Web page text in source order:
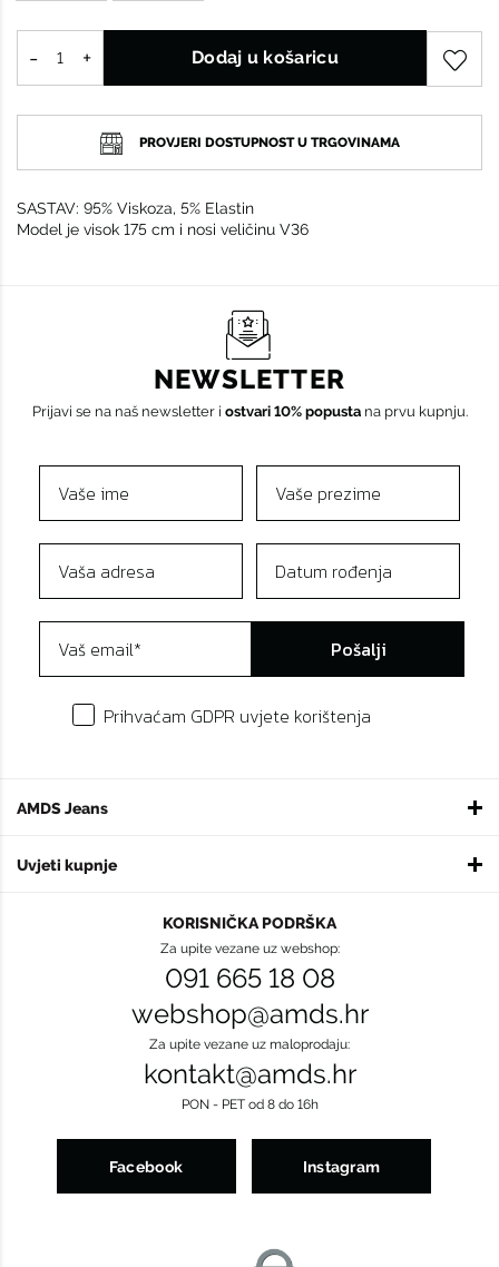
Dodaj u košaricu
PROVJERI DOSTUPNOST U TRGOVINAMA
SASTAV: 95% Viskoza, 5% Elastin
Model je visok 175 cm i nosi veličinu V36
AMDS Jeans
Uvjeti kupnje
NEWSLETTER
Prijavi se na naš newsletter i ostvari 10% popustana prvu kupnju.
Pošalji
Prihvaćam GDPR uvjete korištenja
KORISNIČKA PODRŠKA
Za upite vezane uz webshop:
091 665 18 08
webshop@amds.hr
Za upite vezane uz maloprodaju:
kontakt@amds.hr
PON - PET od 8 do 16h
Facebook Instagram